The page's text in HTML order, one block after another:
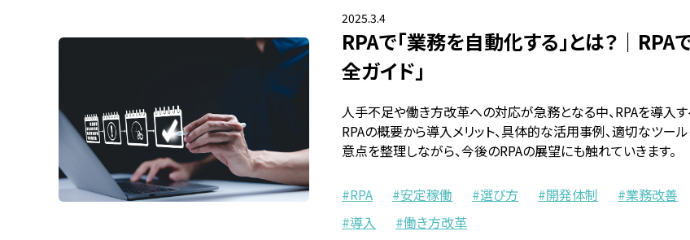
2025.3.4
RPAで「業務を自動化する」とは？｜RPA
全ガイド」
人手不足や働き方改革への対応が急務となる中、RPAを導入
RPAの概要から導入メリット、具体的な活用事例、適切なツ
意点を整理しながら、今後のRPAの展望にも触れていきます。
RPA 安定稼働 選び方 開発体制 業務改善
導入
働き方改革